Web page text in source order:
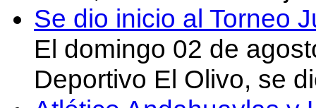
Se dio inicio al Torneo
El domingo 02 de
Deportivo El Olivo, se